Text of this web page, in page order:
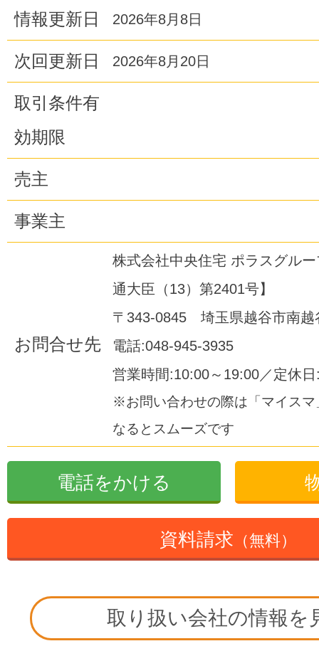
情報更新日 2026年8月8日
次回更新日 2026年8月20日
取引条件有
効期限
売主
事業主
お問合せ先
株式会社中央住宅 ポラスグル
通大臣（13）第2401号】
〒343-0845 埼玉県越谷市南越
電話:048-945-3935
営業時間:10:00～19:00／定休
※お問い合わせの際は「マイス
なるとスムーズです
電話をかける
資料請求 （無料）
取り扱い会社の情報を